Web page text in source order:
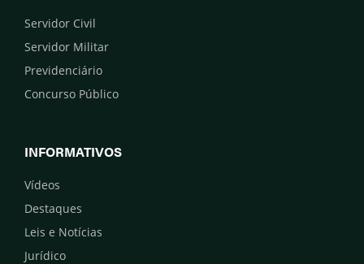
Servidor Civil
Servidor Militar
Previdenciário
Concurso Público
INFORMATIVOS
Vídeos
Destaques
Leis e Notícias
Jurídico